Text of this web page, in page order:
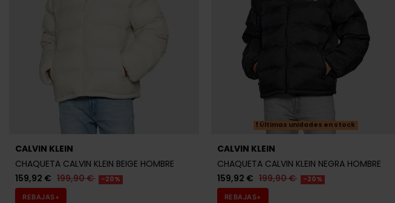
CALVIN KLEIN
CHAQUETA CALVIN KLEIN BEIGE HOMBRE
159,92 € 199,90 € -20%
REBAJAS+
Últimas unidades en stock
CALVIN KLEIN
CHAQUETA CALVIN KLEIN NEGRA HOMBRE
159,92 € 199,90 € -20%
REBAJAS+